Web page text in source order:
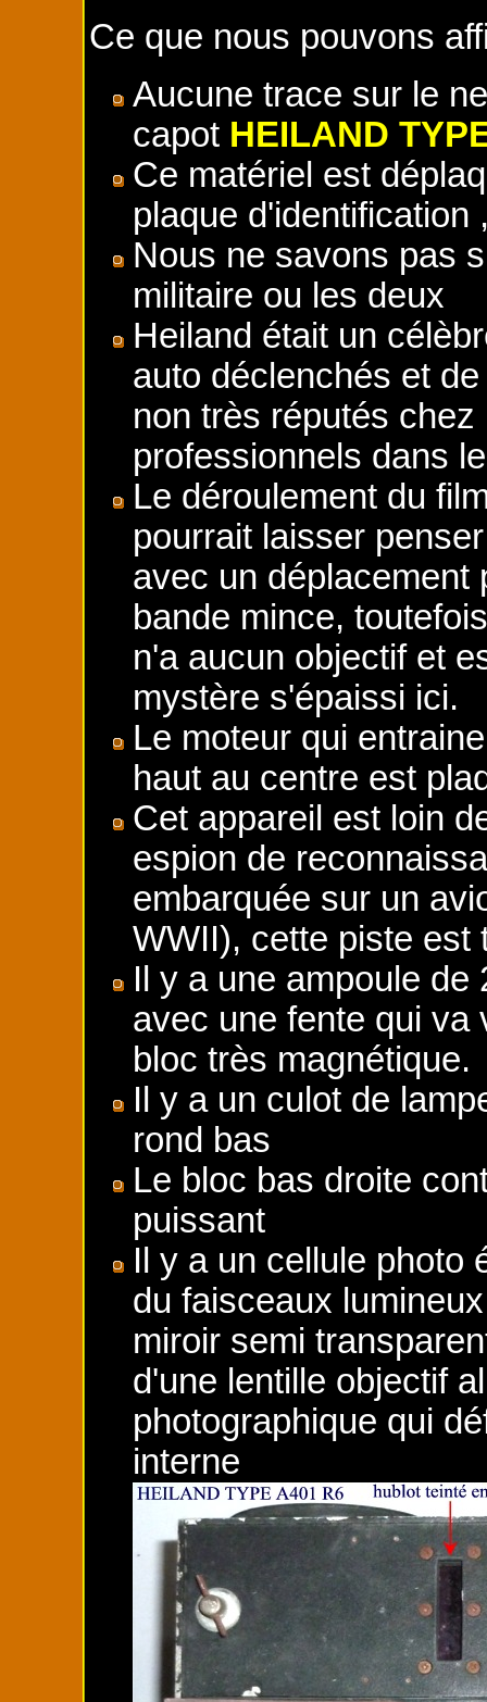
Ce que nous pouvons
Aucune trace sur le
capot HEILAND
Ce matériel est
plaque d'identification
Nous ne savons pas
militaire ou les deux
Heiland était un
auto déclenchés et
non très réputés
professionnels dans
Le déroulement du
pourrait laisser
avec un déplacement
bande mince,
n'a aucun objectif et
mystère s'épaissi ici.
Le moteur qui
haut au centre est
Cet appareil est loin
espion de
embarquée sur un
WWII), cette piste est
Il y a une ampoule
avec une fente qui va
bloc très magnétique.
Il y a un culot de
rond bas
Le bloc bas droite
puissant
Il y a un cellule photo
du faisceaux
miroir semi
d'une lentille objectif
photographique qui
interne